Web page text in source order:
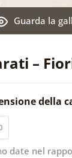
–
Guarda la
della
date nel